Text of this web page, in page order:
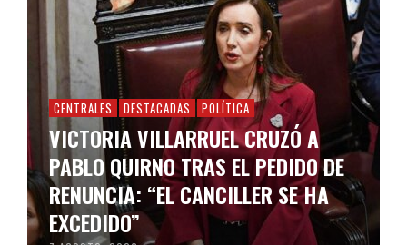
CENTRALES DESTACADAS POLÍTICA
VICTORIA VILLARRUEL CRUZÓ A
PABLO QUIRNO TRAS EL PEDIDO DE
RENUNCIA: “EL CANCILLER SE HA
EXCEDIDO”